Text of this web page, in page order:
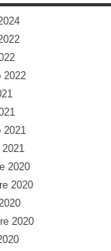
2022
2021
2020
2020
2020